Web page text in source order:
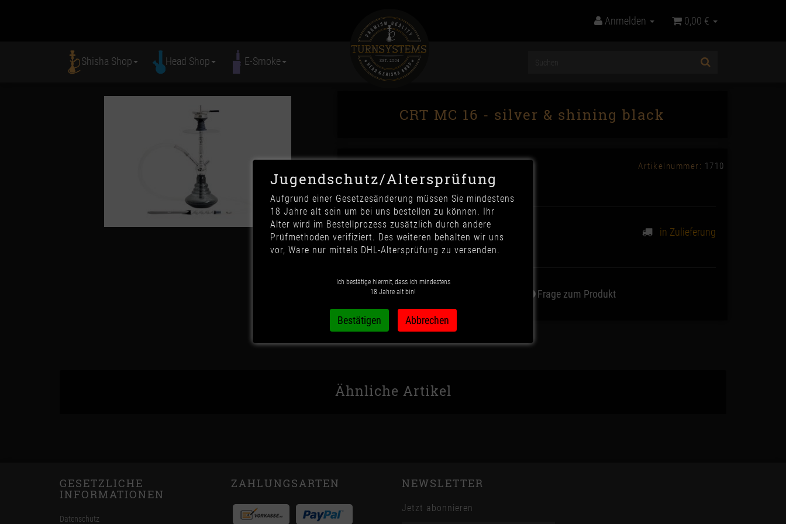
Anmelden 0,00 €
Shisha Shop Head Shop E-Smoke
CRT MC 16 - silver & shining black
Artikelnummer: 1710
49,90 € *
in Zulieferung
Wunschzettel Frage zum Produkt
Ähnliche Artikel
GESETZLICHE
INFORMATIONEN
Datenschutz
ZAHLUNGSARTEN NEWSLETTER
Jetzt abonnieren
Jugendschutz/Altersprüfung
Aufgrund einer Gesetzesänderung müssen Sie mindestens
18 Jahre alt sein um bei uns bestellen zu können. Ihr
Alter wird im Bestellprozess zusätzlich durch andere
Prüfmethoden verifiziert. Des weiteren behalten wir uns
vor, Ware nur mittels DHL-Altersprüfung zu versenden.
Ich bestätige hiermit, dass ich mindestens
18 Jahre alt bin!